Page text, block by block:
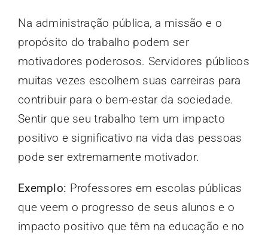
Na administração pública, a missão e o
propósito do trabalho podem ser
motivadores poderosos. Servidores públicos
muitas vezes escolhem suas carreiras para
contribuir para o bem-estar da sociedade.
Sentir que seu trabalho tem um impacto
positivo e significativo na vida das pessoas
pode ser extremamente motivador.
Exemplo: Professores em escolas públicas
que veem o progresso de seus alunos e o
impacto positivo que têm na educação e no